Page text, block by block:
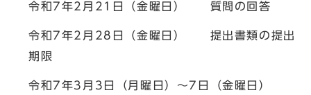
令和7年2月21日（金曜日） 質問の回答
令和7年2月28日（金曜日） 提出書類の提出
期限
令和7年3月3日（月曜日）～7日（金曜日）